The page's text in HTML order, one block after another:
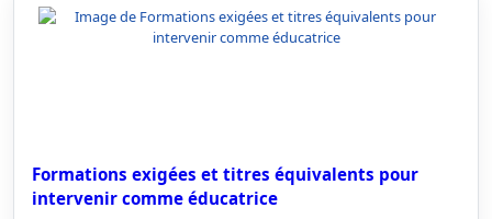
Formations exigées et titres équivalents pour
intervenir comme éducatrice